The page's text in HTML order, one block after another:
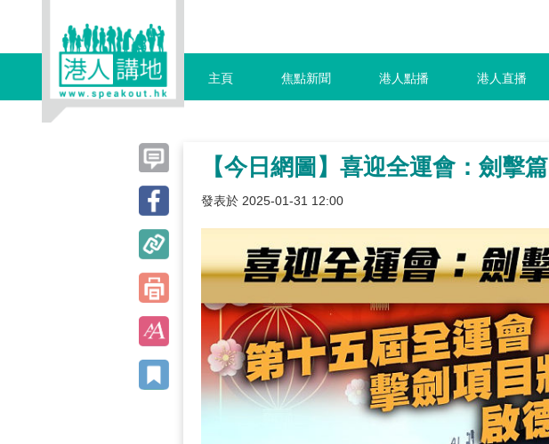
主頁 焦點新聞 港人點播 港人直播
【今日網圖】喜迎全運會：劍擊篇
發表於 2025-01-31 12:00